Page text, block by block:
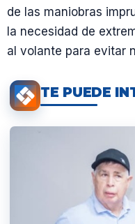
de las maniobras
la necesidad de
al volante para evitar
TE PUEDE